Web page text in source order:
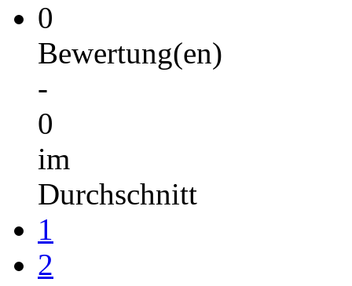
0
Bewertung(en)
-
0
im
Durchschnitt
1
2